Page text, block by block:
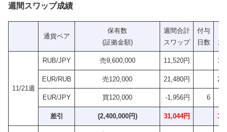
週間スワップ成績
通貨ペア
保有数
(証拠金額)
週間合計
スワップ
付与
日数
ス
11/21週
RUB/JPY 売9,600,000 11,520円
EUR/RUB 売120,000 21,480円
EUR/JPY 買120,000 -1,956円 6
差引 (2,400,000円) 31,044円